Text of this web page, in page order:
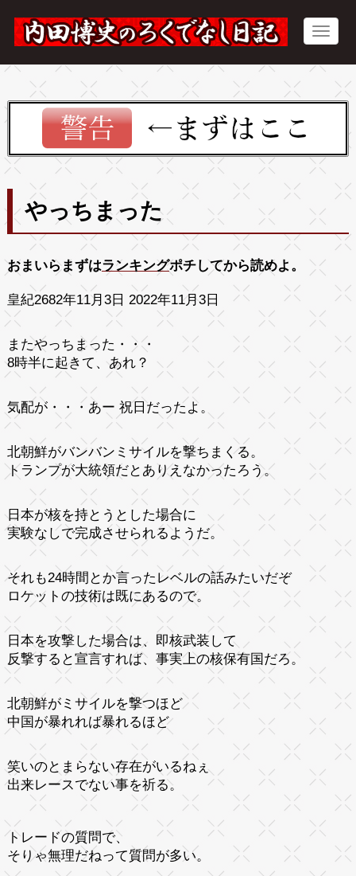
やっちまった
おまいらまずはランキングポチしてから読めよ。
皇紀2682年11月3日 2022年11月3日
またやっちまった・・・
8時半に起きて、あれ？
気配が・・・あー 祝日だったよ。
北朝鮮がバンバンミサイルを撃ちまくる。
トランプが大統領だとありえなかったろう。
日本が核を持とうとした場合に
実験なしで完成させられるようだ。
それも24時間とか言ったレベルの話みたいだぞ
ロケットの技術は既にあるので。
日本を攻撃した場合は、即核武装して
反撃すると宣言すれば、事実上の核保有国だろ。
北朝鮮がミサイルを撃つほど
中国が暴れれば暴れるほど
笑いのとまらない存在がいるねぇ
出来レースでない事を祈る。
トレードの質問で、
そりゃ無理だねって質問が多い。